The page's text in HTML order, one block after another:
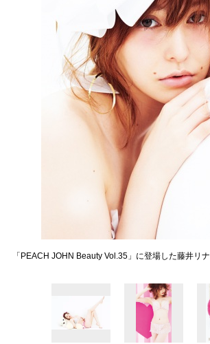
「PEACH JOHN Beauty Vol.35」に登場した藤井リナ